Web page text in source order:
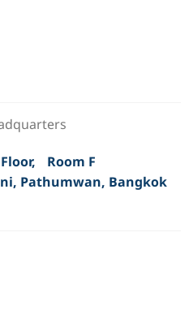
Room F
Pathumwan, Bangkok